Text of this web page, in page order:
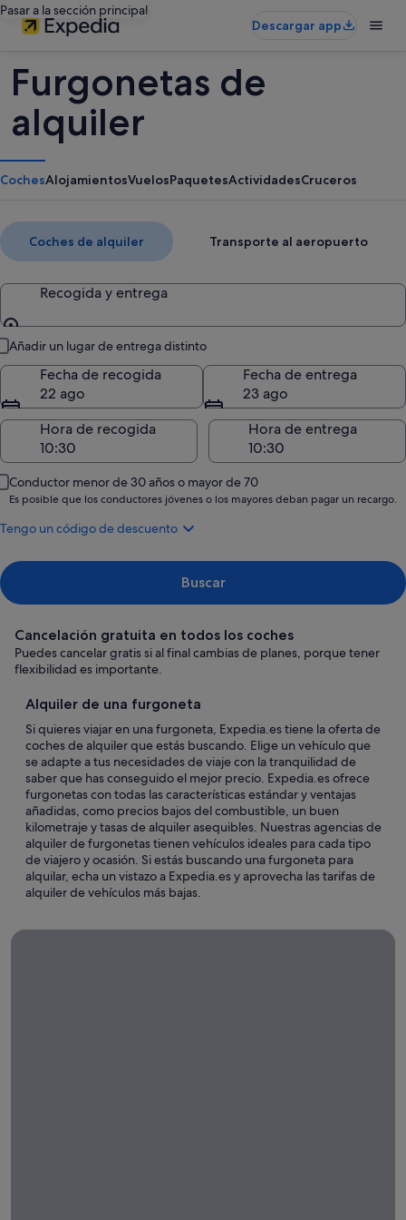
Pasar a la sección principal
Descargar app
Furgonetas de
alquiler
CochesAlojamientosVuelosPaquetesActividadesCruceros
Coches de alquiler Transporte al aeropuerto
Recogida y entrega
Añadir un lugar de entrega distinto
Fecha de recogida
22 ago
Fecha de entrega
23 ago
Hora de recogida
Hora de entrega
Conductor menor de 30 años o mayor de 70
Es posible que los conductores jóvenes o los mayores deban pagar un recargo.
Tengo un código de descuento
Buscar
Cancelación gratuita en todos los coches
Puedes cancelar gratis si al final cambias de planes, porque tener
flexibilidad es importante.
Alquiler de una furgoneta
Si quieres viajar en una furgoneta, Expedia.es tiene la oferta de
coches de alquiler que estás buscando. Elige un vehículo que
se adapte a tus necesidades de viaje con la tranquilidad de
saber que has conseguido el mejor precio. Expedia.es ofrece
furgonetas con todas las características estándar y ventajas
añadidas, como precios bajos del combustible, un buen
kilometraje y tasas de alquiler asequibles. Nuestras agencias de
alquiler de furgonetas tienen vehículos ideales para cada tipo
de viajero y ocasión. Si estás buscando una furgoneta para
alquilar, echa un vistazo a Expedia.es y aprovecha las tarifas de
alquiler de vehículos más bajas.